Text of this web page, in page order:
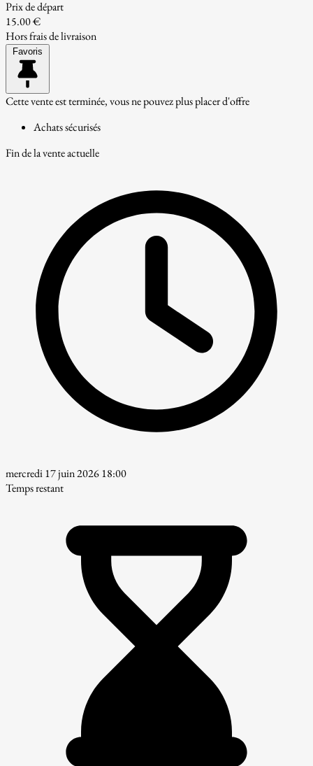
Prix de départ
15.00 €
Hors frais de livraison
Favoris
Cette vente est terminée, vous ne pouvez plus placer d'offre
Achats sécurisés
Fin de la vente actuelle
mercredi 17 juin 2026 18:00
Temps restant